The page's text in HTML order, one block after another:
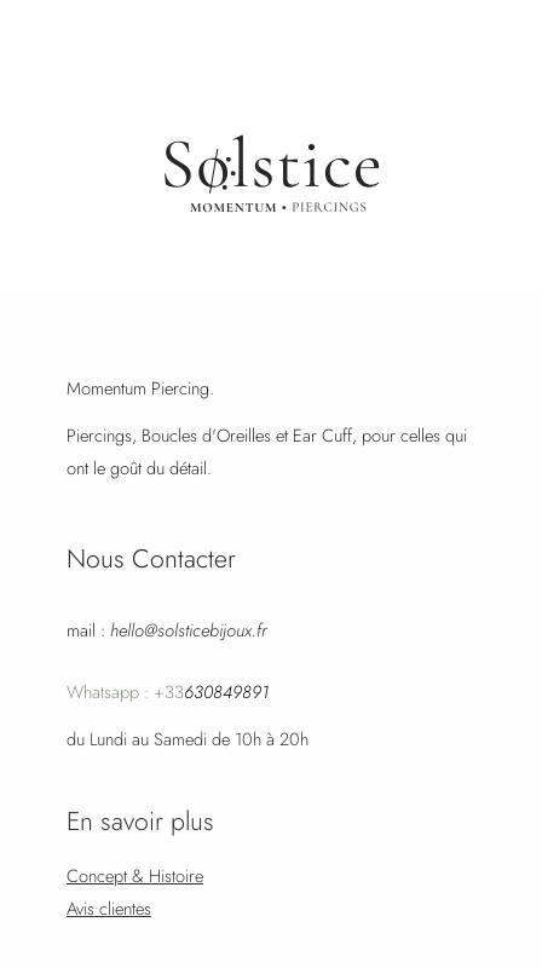
Momentum Piercing.
Piercings, Boucles d'Oreilles et Ear Cuff, pour celles qui
ont le goût du détail.
Nous Contacter
mail : hello@solsticebijoux.fr
Whatsapp : +33630849891
du Lundi au Samedi de 10h à 20h
En savoir plus
Concept & Histoire
Avis clientes